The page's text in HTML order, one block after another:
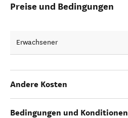
Preise und Bedingungen
Erwachsener
Andere Kosten
Bedingungen und Konditionen